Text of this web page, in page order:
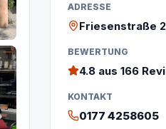
ADRESSE
Friesenstraße
BEWERTUNG
4.8 aus 166
KONTAKT
0177 4258605